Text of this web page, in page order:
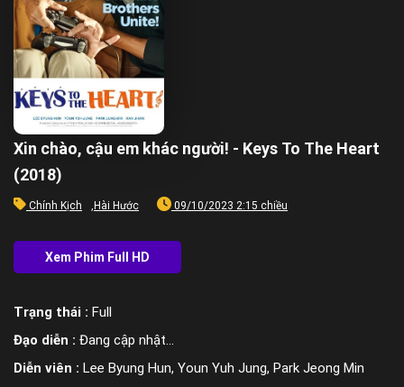
Xin chào, cậu em khác người! - Keys To The Heart
(2018)
Chính Kịch , Hài Hước 09/10/2023 2:15 chiều
Trạng thái : Full
Đạo diễn : Đang cập nhật…
Diễn viên : Lee Byung Hun, Youn Yuh Jung, Park Jeong Min